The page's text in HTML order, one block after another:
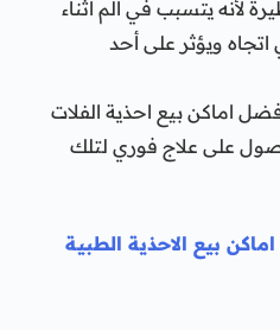
لأنه يتسبب في ألم أثناء
اتجاه ويؤثر على أحد
اماكن بيع احذية الفلات
على علاج فوري لتلك
بيع الاحذية الطبية